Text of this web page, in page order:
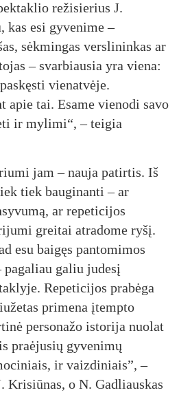
režisierius J.
kas esi gyvenime –
sėkmingas verslininkas ar
– svarbiausia yra viena:
vienatvėje.
apie tai. Esame vienodi savo
ir mylimi“, – teigia
jam – nauja patirtis. Iš
tiek bauginanti – ar
ar repeticijos
greitai atradome ryšį.
esu baigęs pantomimos
galiu judesį
Repeticijos prabėga
primena įtempto
personažo istorija nuolat
praėjusių gyvenimų
ir vaizdiniais”, –
Krisiūnas, o N. Gadliauskas